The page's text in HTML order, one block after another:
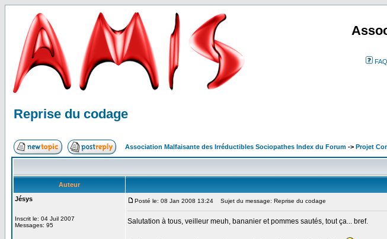
FAQ
Reprise du codage
Association Malfaisante des Irréductibles Sociopathes Index du Forum -> Projet
Auteur
Jésys
Inscrit le: 04 Juil 2007
Messages: 95
Posté le: 08 Jan 2008 13:24 Sujet du message: Reprise du codage
Salutation à tous, veilleur meuh, bananier et pommes sautés, tout ça... bref.